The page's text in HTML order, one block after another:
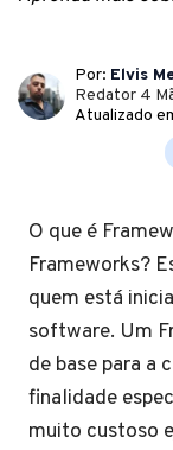
Por: Elvis
Redator 4
Atualizado
O que é
Frameworks?
quem está
software. Um
de base para a
finalidade
muito custoso